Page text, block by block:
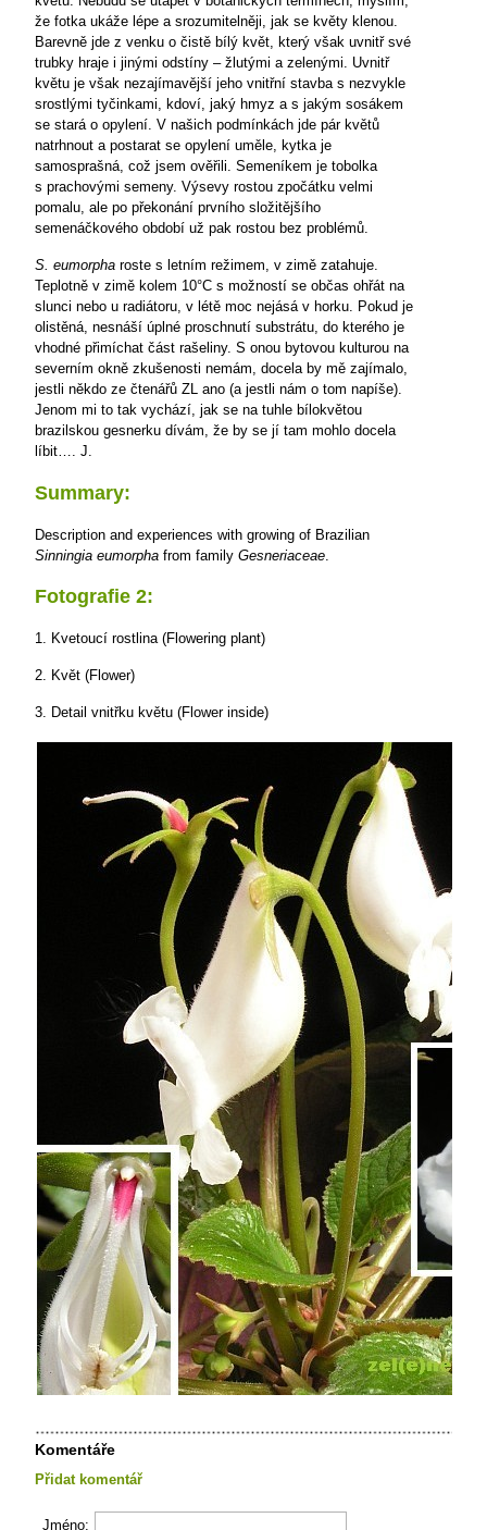
že fotka ukáže lépe a srozumitelněji, jak se květy klenou.
Barevně jde z venku o čistě bílý květ, který však uvnitř své
trubky hraje i jinými odstíny – žlutými a zelenými. Uvnitř
květu je však nezajímavější jeho vnitřní stavba s nezvykle
srostlými tyčinkami, kdoví, jaký hmyz a s jakým sosákem
se stará o opylení. V našich podmínkách jde pár květů
natrhnout a postarat se opylení uměle, kytka je
samosprašná, což jsem ověřili. Semeníkem je tobolka
s prachovými semeny. Výsevy rostou zpočátku velmi
pomalu, ale po překonání prvního složitějšího
semenáčkového období už pak rostou bez problémů.
S. eumorpha roste s letním režimem, v zimě zatahuje.
Teplotně v zimě kolem 10°C s možností se občas ohřát na
slunci nebo u radiátoru, v létě moc nejásá v horku. Pokud je
olistěná, nesnáší úplné proschnutí substrátu, do kterého je
vhodné přimíchat část rašeliny. S onou bytovou kulturou na
severním okně zkušenosti nemám, docela by mě zajímalo,
jestli někdo ze čtenářů ZL ano (a jestli nám o tom napíše).
Jenom mi to tak vychází, jak se na tuhle bílokvětou
brazilskou gesnerku dívám, že by se jí tam mohlo docela
líbit…. J.
Summary:
Description and experiences with growing of Brazilian
Sinningia eumorpha from family Gesneriaceae.
Fotografie 2:
1. Kvetoucí rostlina (Flowering plant)
2. Květ (Flower)
3. Detail vnitřku květu (Flower inside)
Komentáře
Přidat komentář
Jméno: